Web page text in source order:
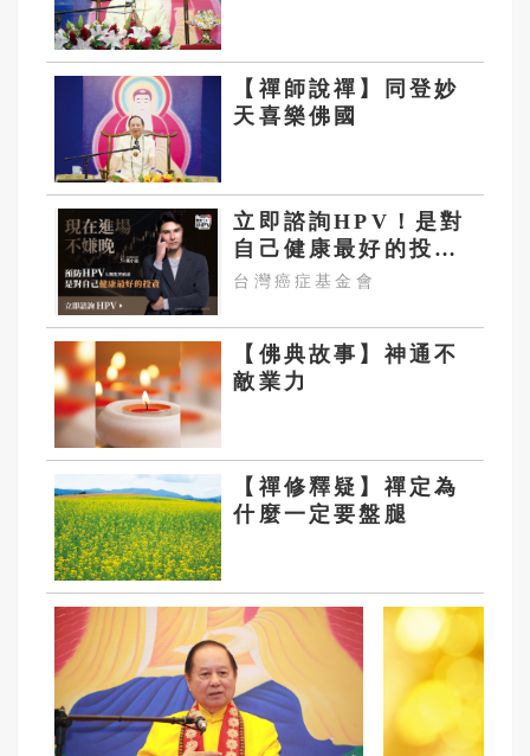
【禪師說禪】同登妙
天喜樂佛國
立即諮詢HPV！是對
自己健康最好的投
資，把握現在不嫌
台灣癌症基金會
【佛典故事】神通不
敵業力
【禪修釋疑】禪定為
什麼一定要盤腿